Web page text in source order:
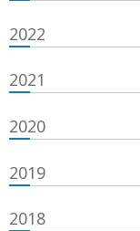
2022
2021
2020
2019
2018